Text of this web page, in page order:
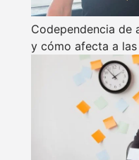
Codependencia de
y cómo afecta a las